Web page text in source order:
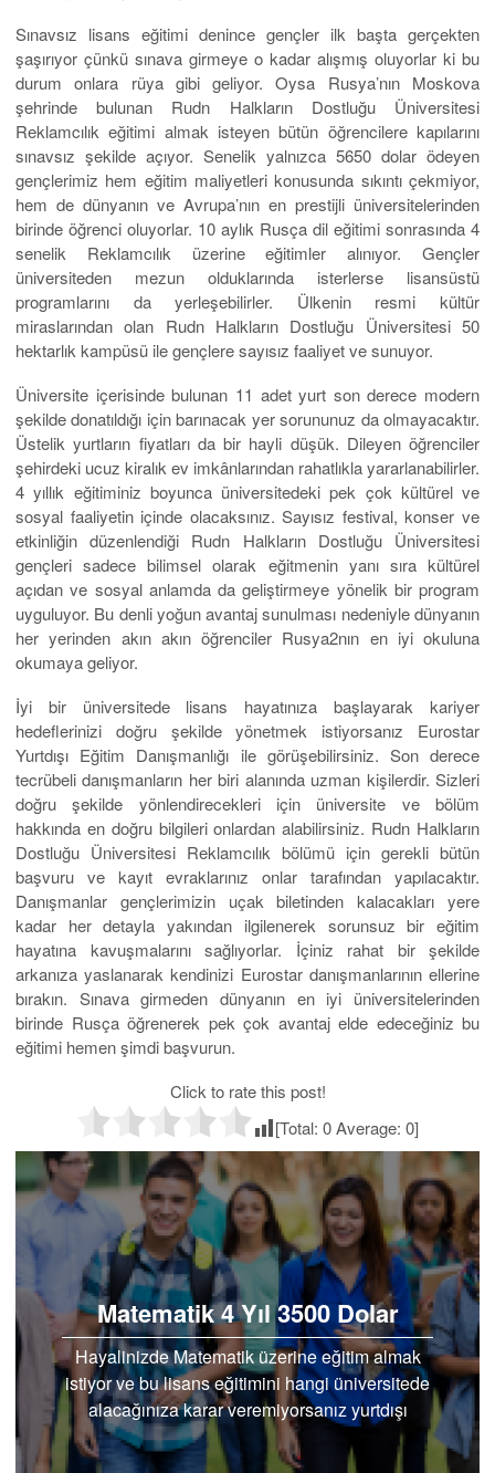
Sınavsız lisans eğitimi denince gençler ilk başta gerçekten
şaşırıyor çünkü sınava girmeye o kadar alışmış oluyorlar ki bu
durum onlara rüya gibi geliyor. Oysa Rusya’nın Moskova
şehrinde bulunan Rudn Halkların Dostluğu Üniversitesi
Reklamcılık eğitimi almak isteyen bütün öğrencilere kapılarını
sınavsız şekilde açıyor. Senelik yalnızca 5650 dolar ödeyen
gençlerimiz hem eğitim maliyetleri konusunda sıkıntı çekmiyor,
hem de dünyanın ve Avrupa’nın en prestijli üniversitelerinden
birinde öğrenci oluyorlar. 10 aylık Rusça dil eğitimi sonrasında 4
senelik Reklamcılık üzerine eğitimler alınıyor. Gençler
üniversiteden mezun olduklarında isterlerse lisansüstü
programlarını da yerleşebilirler. Ülkenin resmi kültür
miraslarından olan Rudn Halkların Dostluğu Üniversitesi 50
hektarlık kampüsü ile gençlere sayısız faaliyet ve sunuyor.
Üniversite içerisinde bulunan 11 adet yurt son derece modern
şekilde donatıldığı için barınacak yer sorununuz da olmayacaktır.
Üstelik yurtların fiyatları da bir hayli düşük. Dileyen öğrenciler
şehirdeki ucuz kiralık ev imkânlarından rahatlıkla yararlanabilirler.
4 yıllık eğitiminiz boyunca üniversitedeki pek çok kültürel ve
sosyal faaliyetin içinde olacaksınız. Sayısız festival, konser ve
etkinliğin düzenlendiği Rudn Halkların Dostluğu Üniversitesi
gençleri sadece bilimsel olarak eğitmenin yanı sıra kültürel
açıdan ve sosyal anlamda da geliştirmeye yönelik bir program
uyguluyor. Bu denli yoğun avantaj sunulması nedeniyle dünyanın
her yerinden akın akın öğrenciler Rusya2nın en iyi okuluna
okumaya geliyor.
İyi bir üniversitede lisans hayatınıza başlayarak kariyer
hedeflerinizi doğru şekilde yönetmek istiyorsanız Eurostar
Yurtdışı Eğitim Danışmanlığı ile görüşebilirsiniz. Son derece
tecrübeli danışmanların her biri alanında uzman kişilerdir. Sizleri
doğru şekilde yönlendirecekleri için üniversite ve bölüm
hakkında en doğru bilgileri onlardan alabilirsiniz. Rudn Halkların
Dostluğu Üniversitesi Reklamcılık bölümü için gerekli bütün
başvuru ve kayıt evraklarınız onlar tarafından yapılacaktır.
Danışmanlar gençlerimizin uçak biletinden kalacakları yere
kadar her detayla yakından ilgilenerek sorunsuz bir eğitim
hayatına kavuşmalarını sağlıyorlar. İçiniz rahat bir şekilde
arkanıza yaslanarak kendinizi Eurostar danışmanlarının ellerine
bırakın. Sınava girmeden dünyanın en iyi üniversitelerinden
birinde Rusça öğrenerek pek çok avantaj elde edeceğiniz bu
eğitimi hemen şimdi başvurun.
Click to rate this post!
[Total: 0Average: 0]
Matematik 4 Yıl 3500 Dolar
Hayalinizde Matematik üzerine eğitim almak
istiyor ve bu lisans eğitimini hangi üniversitede
alacağınıza karar veremiyorsanız yurtdışı
seçeneklerini…